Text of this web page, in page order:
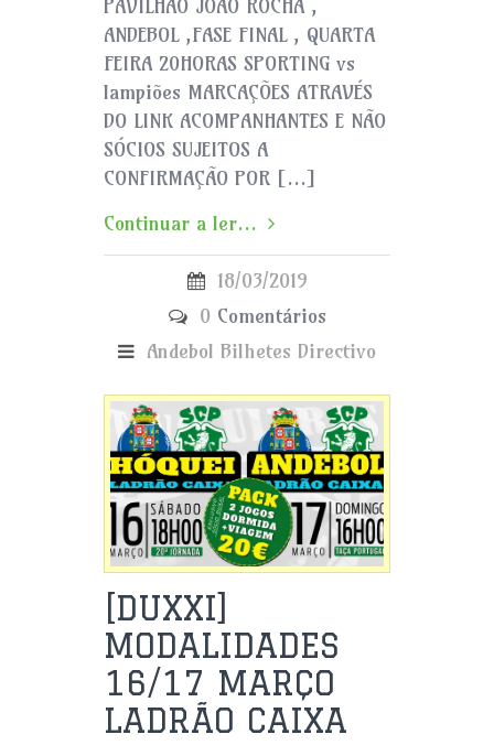
PAVILHÃO JOÃO ROCHA ,
ANDEBOL ,FASE FINAL , QUARTA
FEIRA 20HORAS SPORTING vs
lampiões MARCAÇÕES ATRAVÉS
DO LINK ACOMPANHANTES E NÃO
SÓCIOS SUJEITOS A
CONFIRMAÇÃO POR […]
Continuar a ler...
18/03/2019
0 Comentários
Andebol Bilhetes Directivo
[DUXXI]
MODALIDADES
16/17 MARÇO
LADRÃO CAIXA